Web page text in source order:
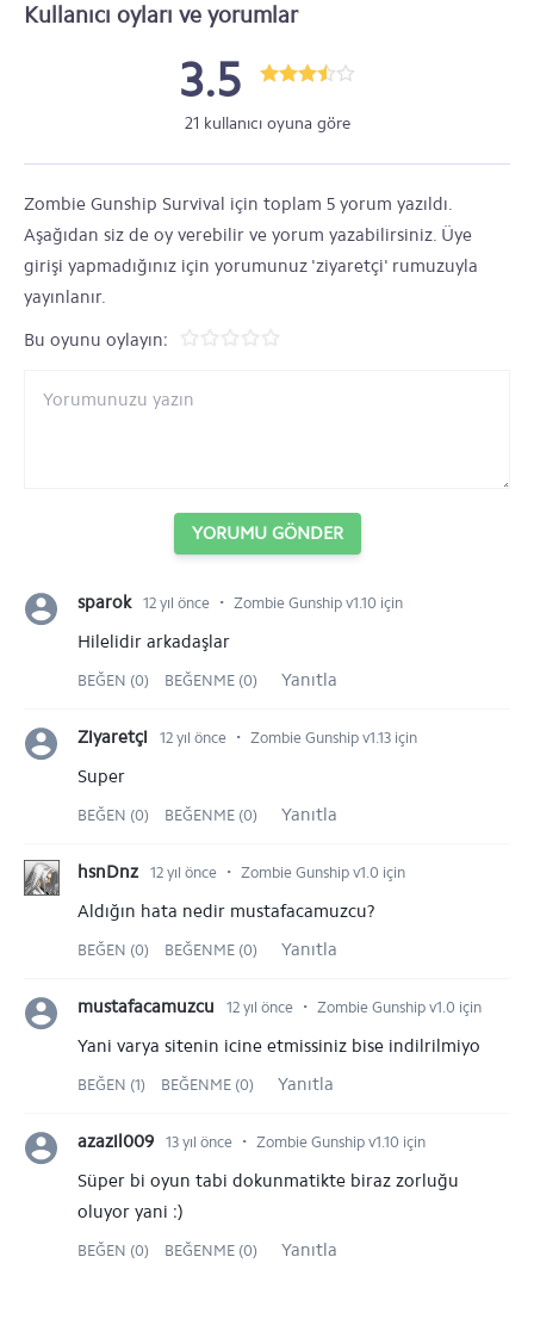
Kullanıcı oyları ve yorumlar
3.5
21 kullanıcı oyuna göre
Zombie Gunship Survival için toplam 5 yorum yazıldı.
Aşağıdan siz de oy verebilir ve yorum yazabilirsiniz. Üye
girişi yapmadığınız için yorumunuz 'ziyaretçi' rumuzuyla
yayınlanır.
Bu oyunu oylayın:
YORUMU GÖNDER
sparok 12 yıl önce ⋅ Zombie Gunship v1.10 için
Hilelidir arkadaşlar
BEĞEN (0) BEĞENME (0) Yanıtla
Ziyaretçi 12 yıl önce ⋅ Zombie Gunship v1.13 için
Super
BEĞEN (0) BEĞENME (0) Yanıtla
hsnDnz 12 yıl önce ⋅ Zombie Gunship v1.0 için
Aldığın hata nedir mustafacamuzcu?
BEĞEN (0) BEĞENME (0) Yanıtla
mustafacamuzcu 12 yıl önce ⋅ Zombie Gunship v1.0 için
Yani varya sitenin icine etmissiniz bise indilrilmiyo
BEĞEN (1) BEĞENME (0) Yanıtla
azazil009 13 yıl önce ⋅ Zombie Gunship v1.10 için
Süper bi oyun tabi dokunmatikte biraz zorluğu
oluyor yani :)
BEĞEN (0) BEĞENME (0) Yanıtla